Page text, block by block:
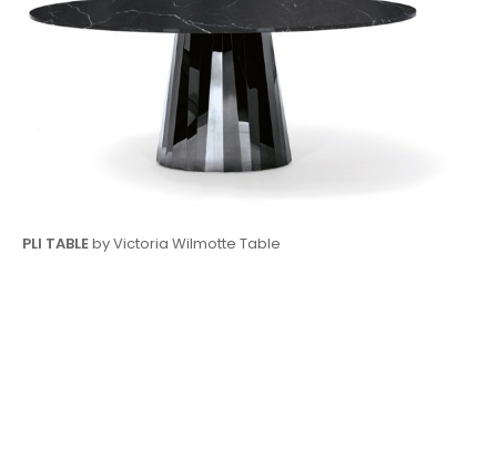
PLI TABLEby Victoria Wilmotte Table